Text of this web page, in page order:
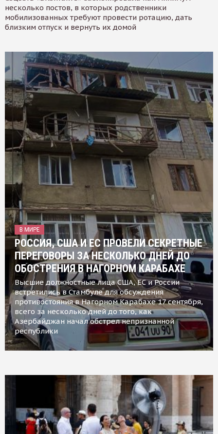
несколько постов, в которых родственники
мобилизованных требуют провести ротацию, дать
близким отпуск и вернуть их домой
В МИРЕ
РОССИЯ, США И ЕС ПРОВЕЛИ СЕКРЕТНЫЕ
ПЕРЕГОВОРЫ ЗА НЕСКОЛЬКО ДНЕЙ ДО
ОБОСТРЕНИЯ В НАГОРНОМ КАРАБАХЕ
Высшие должностные лица США, ЕС и России
встретились в Стамбуле для обсуждения
противостояния в Нагорном Карабахе 17 сентября,
всего за несколько дней до того, как
Азербайджан начал обстрел непризнанной
республики